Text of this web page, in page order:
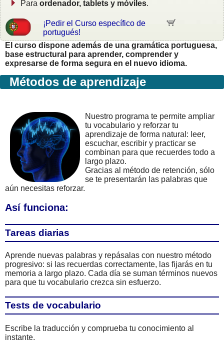
Para ordenador, tablets y móviles.
¡Pedir el Curso específico de
portugués!
El curso dispone además de una gramática portuguesa,
base estructural para aprender, comprender y
expresarse de forma segura en el nuevo idioma.
Métodos de aprendizaje
Nuestro programa te permite ampliar
tu vocabulario y reforzar tu
aprendizaje de forma natural: leer,
escuchar, escribir y practicar se
combinan para que recuerdes todo a
largo plazo.
Gracias al método de retención, sólo
se te presentarán las palabras que
aún necesitas reforzar.
Así funciona:
Tareas diarias
Aprende nuevas palabras y repásalas con nuestro método
progresivo: si las recuerdas correctamente, las fijarás en tu
memoria a largo plazo. Cada día se suman términos nuevos
para que tu vocabulario crezca sin esfuerzo.
Tests de vocabulario
Escribe la traducción y comprueba tu conocimiento al
instante.